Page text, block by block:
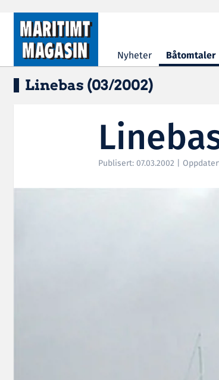
Hopp til hovedinnhold
Nyheter Båtomtaler
Linebas (03/2002)
Publisert: 07.03.2002 |